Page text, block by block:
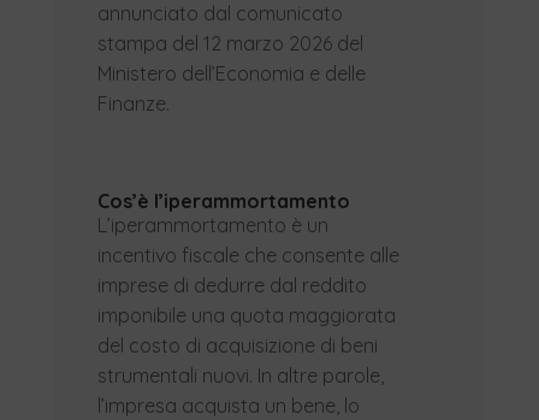
annunciato dal comunicato
stampa del 12 marzo 2026 del
Ministero dell’Economia e delle
Finanze.
Cos’è l’iperammortamento
L’iperammortamento è un
incentivo fiscale che consente alle
imprese di dedurre dal reddito
imponibile una quota maggiorata
del costo di acquisizione di beni
strumentali nuovi. In altre parole,
l’impresa acquista un bene, lo